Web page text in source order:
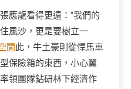
應龍看得更遠：“我們的
風沙，更是要樹立一
間此，牛土豪則從悍馬車
保險箱的東西，小心翼
領團隊鉆研林下經濟作